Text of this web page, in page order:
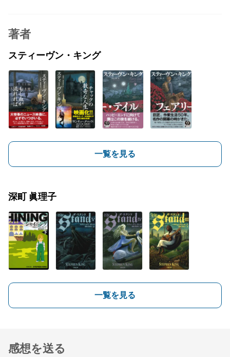
著者
スティーヴン・キング
一覧を見る
深町 眞理子
一覧を見る
感想を送る